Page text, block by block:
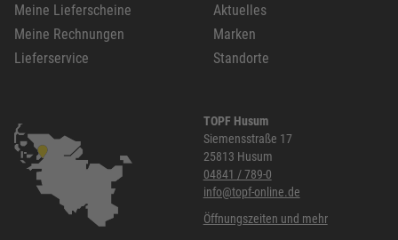
Meine Lieferscheine
Meine Rechnungen
Lieferservice
Aktuelles
Marken
Standorte
TOPF Husum
Siemensstraße 17
25813 Husum
04841 / 789-0
info@topf-online.de
Öffnungszeiten und mehr